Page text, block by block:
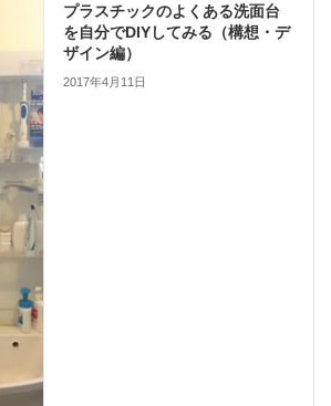
プラスチックのよくある洗面台
を自分でDIYしてみる（構想・デ
ザイン編）
2017年4月11日